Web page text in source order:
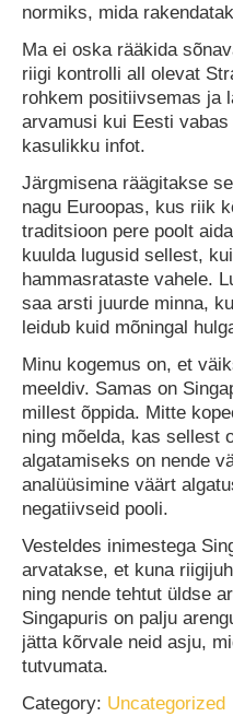
normiks, mida
Ma ei oska rääkida
riigi kontrolli all olevat
rohkem positiivsemas ja
arvamusi kui Eesti
kasulikku infot.
Järgmisena räägitakse
nagu Euroopas, kus riik
traditsioon pere poolt
kuulda lugusid sellest,
hammasrataste vahele.
saa arsti juurde minna,
leidub kuid mõningal
Minu kogemus on, et
meeldiv. Samas on
millest õppida. Mitte
ning mõelda, kas sellest
algatamiseks on nende
analüüsimine väärt
negatiivseid pooli.
Vesteldes inimestega
arvatakse, et kuna
ning nende tehtut üldse
Singapuris on palju
jätta kõrvale neid asju,
tutvumata.
Category: Uncategorized